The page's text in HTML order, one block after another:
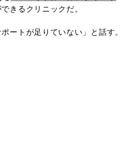
きるクリニックだ。
ートが足りていない」と話す。